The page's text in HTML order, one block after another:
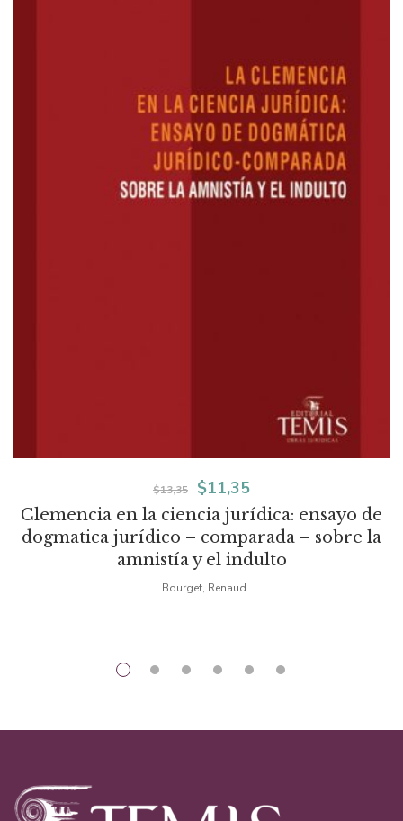
Clemencia en la ciencia jurídica: ensayo de
dogmatica jurídico – comparada – sobre la
amnistía y el indulto
$13,35
El
precio
original
era:
$11,35El
precio
actual
Bourget, Renaud